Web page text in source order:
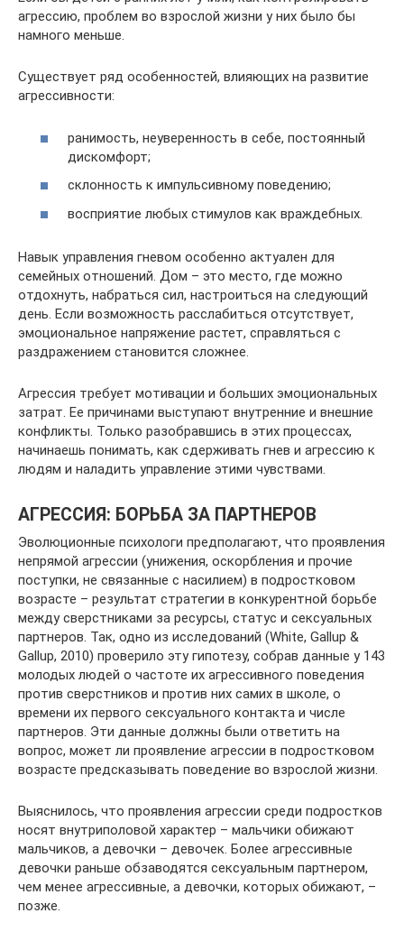
агрессию, проблем во взрослой жизни у них было бы
намного меньше.
Существует ряд особенностей, влияющих на развитие
агрессивности:
ранимость, неуверенность в себе, постоянный
дискомфорт;
склонность к импульсивному поведению;
восприятие любых стимулов как враждебных.
Навык управления гневом особенно актуален для
семейных отношений. Дом – это место, где можно
отдохнуть, набраться сил, настроиться на следующий
день. Если возможность расслабиться отсутствует,
эмоциональное напряжение растет, справляться с
раздражением становится сложнее.
Агрессия требует мотивации и больших эмоциональных
затрат. Ее причинами выступают внутренние и внешние
конфликты. Только разобравшись в этих процессах,
начинаешь понимать, как сдерживать гнев и агрессию к
людям и наладить управление этими чувствами.
АГРЕССИЯ: БОРЬБА ЗА ПАРТНЕРОВ
Эволюционные психологи предполагают, что проявления
непрямой агрессии (унижения, оскорбления и прочие
поступки, не связанные с насилием) в подростковом
возрасте – результат стратегии в конкурентной борьбе
между сверстниками за ресурсы, статус и сексуальных
партнеров. Так, одно из исследований (White, Gallup &
Gallup, 2010) проверило эту гипотезу, собрав данные у 143
молодых людей о частоте их агрессивного поведения
против сверстников и против них самих в школе, о
времени их первого сексуального контакта и числе
партнеров. Эти данные должны были ответить на
вопрос, может ли проявление агрессии в подростковом
возрасте предсказывать поведение во взрослой жизни.
Выяснилось, что проявления агрессии среди подростков
носят внутриполовой характер – мальчики обижают
мальчиков, а девочки – девочек. Более агрессивные
девочки раньше обзаводятся сексуальным партнером,
чем менее агрессивные, а девочки, которых обижают, –
позже.